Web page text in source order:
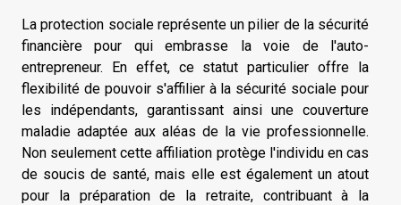
La protection sociale représente un pilier de la sécurité
financière pour qui embrasse la voie de l'auto-
entrepreneur. En effet, ce statut particulier offre la
flexibilité de pouvoir s'affilier à la sécurité sociale pour
les indépendants, garantissant ainsi une couverture
maladie adaptée aux aléas de la vie professionnelle.
Non seulement cette affiliation protège l'individu en cas
de soucis de santé, mais elle est également un atout
pour la préparation de la retraite, contribuant à la